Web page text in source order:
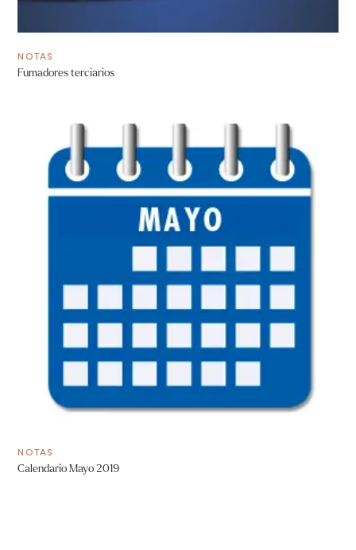
NOTAS
Fumadores terciarios
NOTAS
Calendario Mayo 2019